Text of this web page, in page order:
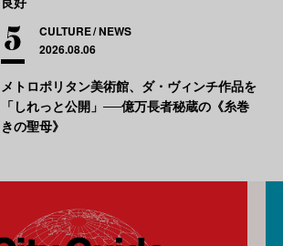
CULTURE NEWS
2026.08.06
メトロポリタン美術館、ダ・ヴィンチ作品を
「しれっと公開」──億万長者秘蔵の《糸巻
きの聖母》